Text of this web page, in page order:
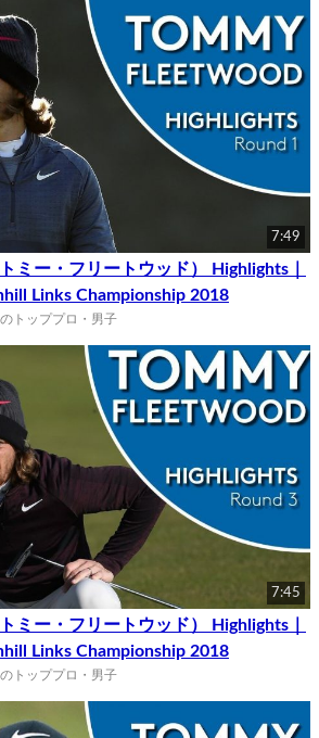
7:49
ミー・フリートウッド） Highlights｜
Links Championship 2018
トッププロ・男子
7:45
ミー・フリートウッド） Highlights｜
Links Championship 2018
トッププロ・男子